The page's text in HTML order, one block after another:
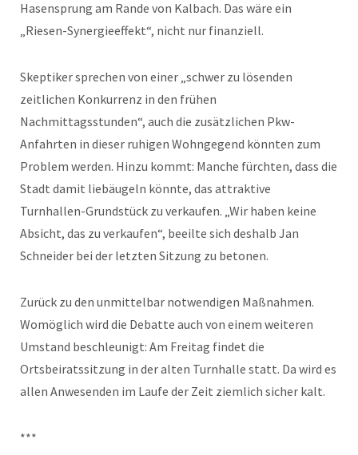
Hasensprung am Rande von Kalbach. Das wäre ein
„Riesen-Synergieeffekt“, nicht nur finanziell.
Skeptiker sprechen von einer „schwer zu lösenden
zeitlichen Konkurrenz in den frühen
Nachmittagsstunden“, auch die zusätzlichen Pkw-
Anfahrten in dieser ruhigen Wohngegend könnten zum
Problem werden. Hinzu kommt: Manche fürchten, dass die
Stadt damit liebäugeln könnte, das attraktive
Turnhallen-Grundstück zu verkaufen. „Wir haben keine
Absicht, das zu verkaufen“, beeilte sich deshalb Jan
Schneider bei der letzten Sitzung zu betonen.
Zurück zu den unmittelbar notwendigen Maßnahmen.
Womöglich wird die Debatte auch von einem weiteren
Umstand beschleunigt: Am Freitag findet die
Ortsbeiratssitzung in der alten Turnhalle statt. Da wird es
allen Anwesenden im Laufe der Zeit ziemlich sicher kalt.
***